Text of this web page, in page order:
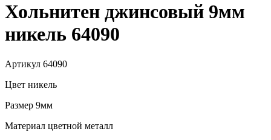
Хольнитен джинсовый 9мм
никель 64090
Артикул 64090
Цвет никель
Размер 9мм
Материал цветной металл